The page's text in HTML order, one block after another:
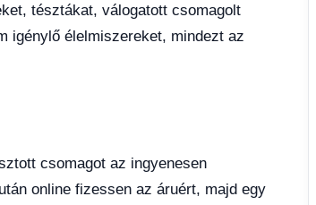
tésztákat, válogatott csomagolt
igénylő élelmiszereket, mindezt az
csomagot az ingyenesen
online fizessen az áruért, majd egy